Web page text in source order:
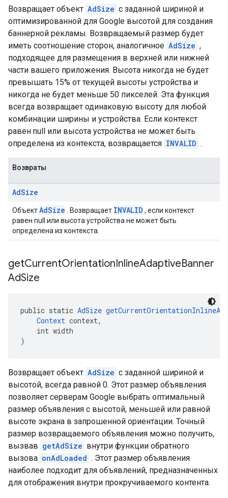
Возвращает объект AdSize с заданной шириной и
оптимизированной для Google высотой для создания
баннерной рекламы. Возвращаемый размер будет
иметь соотношение сторон, аналогичное AdSize ,
подходящее для размещения в верхней или нижней
части вашего приложения. Высота никогда не будет
превышать 15% от текущей высоты устройства и
никогда не будет меньше 50 пикселей. Эта функция
всегда возвращает одинаковую высоту для любой
комбинации ширины и устройства. Если контекст
равен null или высота устройства не может быть
определена из контекста, возвращается INVALID .
Возвраты
AdSize
ОбъектAdSize . Возвращает INVALID , если контекст
равен null или высота устройства не может быть
определена из контекста.
getCurrentOrientationInlineAdaptiveBanner
AdSize
public static AdSize
Context context,
int width
)
Возвращает объект AdSize с заданной шириной и
высотой, всегда равной 0. Этот размер объявления
позволяет серверам Google выбрать оптимальный
размер объявления с высотой, меньшей или равной
высоте экрана в запрошенной ориентации. Точный
размер возвращаемого объявления можно получить,
вызвав getAdSize внутри функции обратного
вызова onAdLoaded . Этот размер объявления
наиболее подходит для объявлений, предназначенных
для отображения внутри прокручиваемого контента.